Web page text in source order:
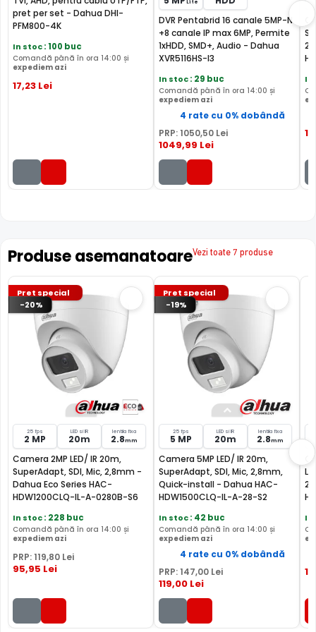
reglat in momentul instalarii acesteia, fiind pretabila in
supravegherea generala a zonelor. Distanta focala este
de 2.8 mm, oferind un unghi orizontal de 102.0°.
MICROFON INCLUS
Puteti supraveghea atat video, dar si audio zona
acoperita de aceasta camera, fiind dotata cu un
microfon incorporat, ajutand la identificarea unor
zgomote suspecte, fara a fi nevoie sa va deplasati in
locatia respectiva, eliminand astfel un pericol destul de
pret per set - Dahua DHI-
PFM800-4K
In stoc: 100 buc
Comandă până în ora 14:00 și
expediem azi
17,23 Lei
Lite
DVR Pentabrid 16 canale 5MP-N
+8 canale IP max 6MP, Permite
1xHDD, SMD+, Audio - Dahua
XVR5116HS-I3
In stoc: 29 buc
Comandă până în ora 14:00 și
expediem azi
4 rate cu 0% dobândă
PRP: 1050,50 Lei
1049,99 Lei
In
Produse asemanatoareVezi toate 7 produse
Pret special
-20%
25 fps
2 MP
LED si IR
20m
lentila fixa
2.8mm
Camera 2MP LED/ IR 20m,
SuperAdapt, SDI, Mic, 2,8mm -
Dahua Eco Series HAC-
HDW1200CLQ-IL-A-0280B-S6
In stoc: 228 buc
Comandă până în ora 14:00 și
expediem azi
PRP: 119,80 Lei
95,95 Lei
Pret special
-19%
25 fps
5 MP
LED si IR
20m
lentila fixa
2.8mm
Camera 5MP LED/ IR 20m,
SuperAdapt, SDI, Mic, 2,8mm,
Quick-install - Dahua HAC-
HDW1500CLQ-IL-A-28-S2
In stoc: 42 buc
Comandă până în ora 14:00 și
expediem azi
4 rate cu 0% dobândă
PRP: 147,00 Lei
119,00 Lei
In